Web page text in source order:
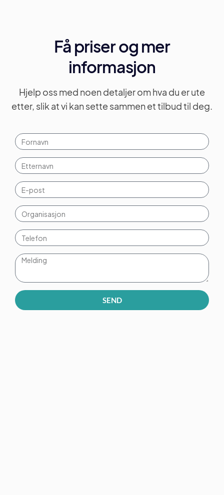
Få priser og mer
informasjon
Hjelp oss med noen detaljer om hva du er ute
etter, slik at vi kan sette sammen et tilbud til deg.